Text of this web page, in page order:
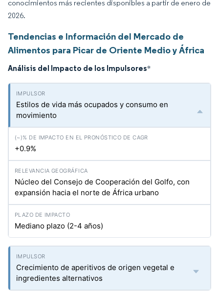
conocimientos más recientes disponibles a partir de enero de
2026.
Tendencias e Información del Mercado de
Alimentos para Picar de Oriente Medio y África
Análisis del Impacto de los Impulsores*
Estilos de vida más ocupados y consumo en
movimiento
+0.9%
Núcleo del Consejo de Cooperación del Golfo, con
expansión hacia el norte de África urbano
Mediano plazo (2-4 años)
Crecimiento de aperitivos de origen vegetal e
ingredientes alternativos